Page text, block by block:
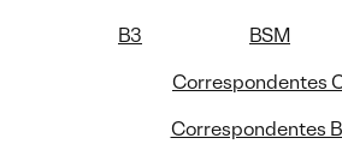
B3 BSM
Correspondentes
Correspondentes